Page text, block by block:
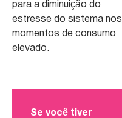
para a diminuição do
estresse do sistema nos
momentos de consumo
elevado.
Se você tiver